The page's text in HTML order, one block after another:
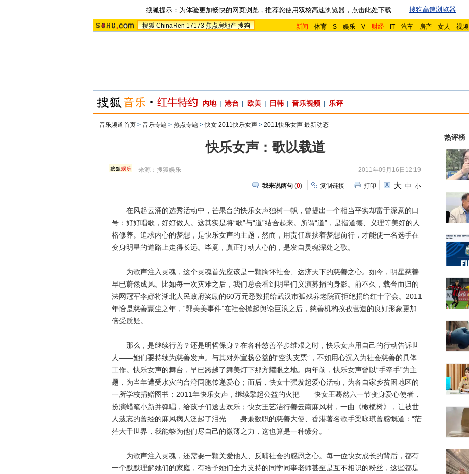
搜狐提示：为体验更加畅快的网页浏览，推荐您使用双核高速浏览器，点击此处下载 搜狗高速浏览器
搜狐 ChinaRen 17173 焦点房地产 搜狗 新闻 - 体育 - S - 娱乐 - V - 财经 - IT - 汽车 - 房产 - 女人 - 视频
内地 | 港台 | 欧美 | 日韩 | 音乐视频 | 乐评
音乐频道首页 > 音乐专题 > 热点专题 >快女 2011快乐女声 > 2011快乐女声 最新动态
快乐女声：歌以载道
来源：搜狐娱乐 2011年09月16日12:19
我来说两句 (0) 复制链接 打印 大 中 小
在风起云涌的选秀活动中，芒果台的快乐女声独树一帜，曾提出一个相当平实却富于深意的口
号：好好唱歌，好好做人。这其实是将“歌”与“道”结合起来。所谓“道”，是指道德、义理等美好的人
格修养。追求内心的梦想，是快乐女声的主题，然而，用责任裹挟着梦想前行，才能使一名选手在
变身明星的道路上走得长远。毕竟，真正打动人心的，是发自灵魂深处之歌。
为歌声注入灵魂，这个灵魂首先应该是一颗胸怀社会、达济天下的慈善之心。如今，明星慈善
早已蔚然成风。比如每一次灾难之后，我们总会看到明星们义演募捐的身影。前不久，载誉而归的
法网冠军李娜将湖北人民政府奖励的60万元悉数捐给武汉市孤残养老院而拒绝捐给红十字会。2011
年恰是慈善蒙尘之年，“郭美美事件”在社会掀起舆论巨浪之后，慈善机构孜孜营造的良好形象更加
倍受质疑。
那么，是继续行善？还是明哲保身？在各种慈善举步维艰之时，快乐女声用自己的行动告诉世
人——她们要持续为慈善发声。与其对外宣扬公益的“空头支票”，不如用心沉入为社会慈善的具体
工作。快乐女声的舞台，早已跨越了舞美灯下那方耀眼之地。两年前，快乐女声曾以“手牵手”为主
题，为当年遭受水灾的台湾同胞传递爱心；而后，快女十强发起爱心活动，为各自家乡贫困地区的
一所学校捐赠图书；2011年快乐女声，继续擎起公益的火把——快女王蓦然六一节变身爱心使者，
扮演蜡笔小新并弹唱，给孩子们送去欢乐；快女王艺洁行善云南麻风村，一曲《橄榄树》，让被世
人遗忘的曾经的麻风病人泛起了泪光……身兼数职的慈善大使、香港著名歌手梁咏琪曾感慨道：“茫
茫大千世界，我能够为他们尽自己的微薄之力，这也算是一种缘分。”
为歌声注入灵魂，还需要一颗关爱他人、反哺社会的感恩之心。每一位快女成长的背后，都有
一个默默理解她们的家庭，有给予她们全力支持的同学同事老师甚至是互不相识的粉丝，这些都是
热评榜